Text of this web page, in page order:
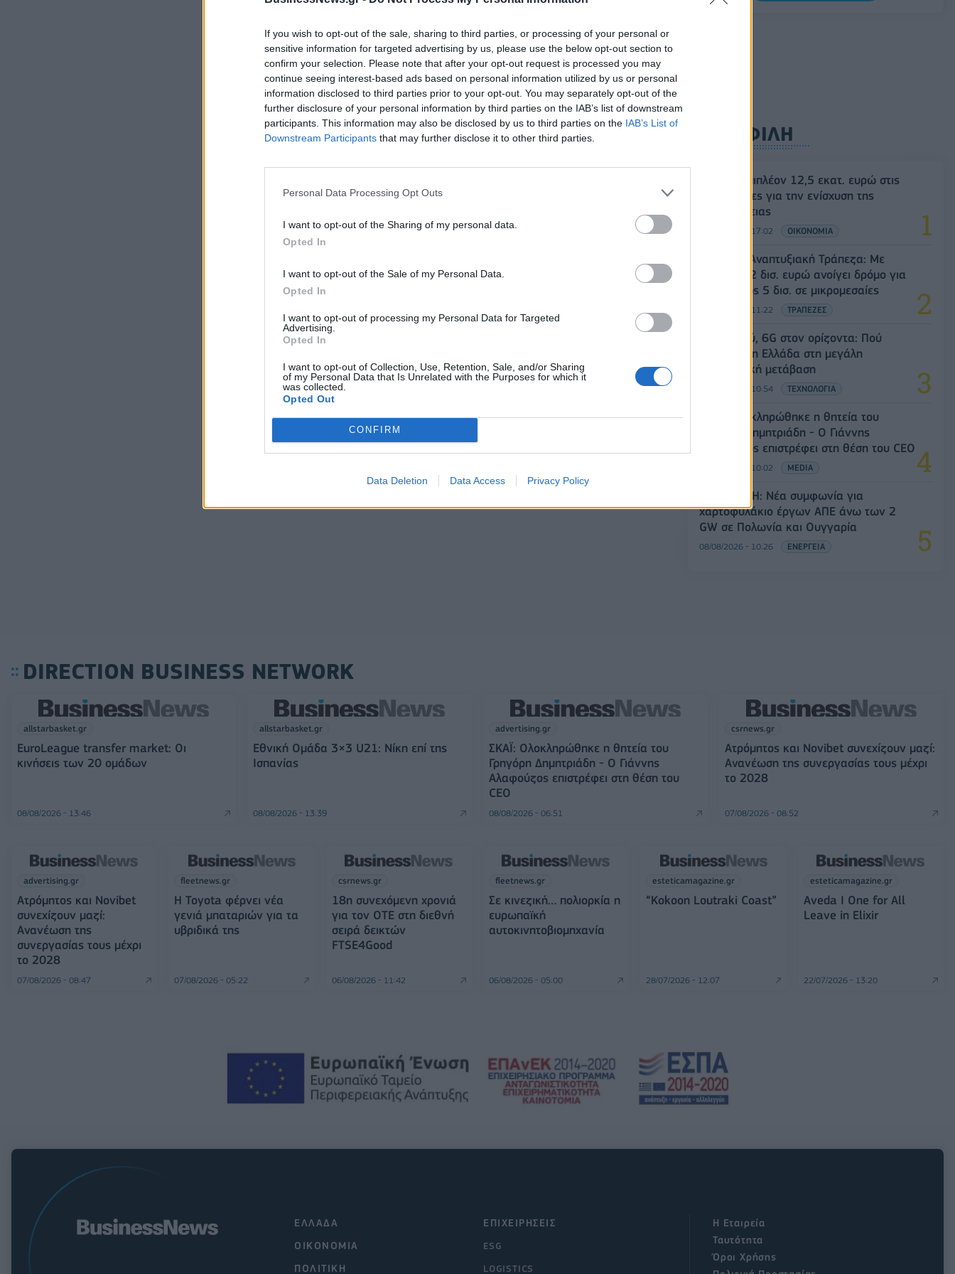
If you wish to opt-out of the sale, sharing to third parties, or processing of your personal or
sensitive information for targeted advertising by us, please use the below opt-out section to
confirm your selection. Please note that after your opt-out request is processed you may
continue seeing interest-based ads based on personal information utilized by us or personal
information disclosed to third parties prior to your opt-out. You may separately opt-out of the
further disclosure of your personal information by third parties on the IAB’s list of downstream
participants. This information may also be disclosed by us to third parties on the IAB’s List of
Downstream Participants that may further disclose it to other third parties.
Personal Data Processing Opt Outs
I want to opt-out of the Sharing of my personal data.
Opted In
I want to opt-out of the Sale of my Personal Data.
Opted In
I want to opt-out of processing my Personal Data for Targeted
Advertising.
Opted In
I want to opt-out of Collection, Use, Retention, Sale, and/or Sharing
of my Personal Data that Is Unrelated with the Purposes for which it
was collected.
Opted Out
CONFIRM
Data Deletion Data Access Privacy Policy
ΔΗΜΟΦΙΛΗ
ΥΠΑΑΤ: Επιπλέον 12,5 εκατ. ευρώ στις
Περιφέρειες για την ενίσχυση της
βιοασφάλειας
07/08/2026 - 17:02 ΟΙΚΟΝΟΜΙΑ
Ελληνική Αναπτυξιακή Τράπεζα: Με
«προίκα» 2 δισ. ευρώ ανοίγει δρόμο για
δάνεια έως 5 δισ. σε μικρομεσαίες
08/08/2026 - 11:22 ΤΡΑΠΕΖΕΣ
5G παντού, 6G στον ορίζοντα: Πού
βρίσκεται η Ελλάδα στη μεγάλη
τεχνολογική μετάβαση
08/08/2026 - 10:54 ΤΕΧΝΟΛΟΓΙΑ
ΣΚΑΪ: Ολοκληρώθηκε η θητεία του
Γρηγόρη Δημητριάδη - Ο Γιάννης
Αλαφούζος επιστρέφει στη θέση του CEO
08/08/2026 - 10:02 MEDIA
Όμιλος ΔΕΗ: Νέα συμφωνία για
χαρτοφυλάκιο έργων ΑΠΕ άνω των 2
GW σε Πολωνία και Ουγγαρία
08/08/2026 - 10:26 ΕΝΕΡΓΕΙΑ
DIRECTION BUSINESS NETWORK
allstarbasket.gr
EuroLeague transfer market: Οι
κινήσεις των 20 ομάδων
08/08/2026 - 13:46
allstarbasket.gr
Εθνική Ομάδα 3×3 U21: Νίκη επί της
Ισπανίας
08/08/2026 - 13:39
advertising.gr
ΣΚΑΪ: Ολοκληρώθηκε η θητεία του
Γρηγόρη Δημητριάδη - Ο Γιάννης
Αλαφούζος επιστρέφει στη θέση του
CEO
08/08/2026 - 06:51
csrnews.gr
Ατρόμητος και Novibet συνεχίζουν μαζί:
Ανανέωση της συνεργασίας τους μέχρι
το 2028
07/08/2026 - 08:52
advertising.gr
Ατρόμητος και Novibet
συνεχίζουν μαζί:
Ανανέωση της
συνεργασίας τους μέχρι
το 2028
07/08/2026 - 08:47
fleetnews.gr
Η Toyota φέρνει νέα
γενιά μπαταριών για τα
υβριδικά της
07/08/2026 - 05:22
csrnews.gr
18η συνεχόμενη χρονιά
για τον ΟΤΕ στη διεθνή
σειρά δεικτών
FTSE4Good
06/08/2026 - 11:42
fleetnews.gr
Σε κινεζική… πολιορκία η
ευρωπαϊκή
αυτοκινητοβιομηχανία
06/08/2026 - 05:00
esteticamagazine.gr
“Kokoon Loutraki Coast”
28/07/2026 - 12:07
esteticamagazine.gr
Aveda I One for All
Leave in Elixir
22/07/2026 - 13:20
ΕΠΙΧΕΙΡΗΣΕΙΣ
ESG
LOGISTICS
ΕΛΛΑΔΑ
ΟΙΚΟΝΟΜΙΑ
ΠΟΛΙΤΙΚΗ
Η Εταιρεία
Ταυτότητα
Όροι Χρήσης